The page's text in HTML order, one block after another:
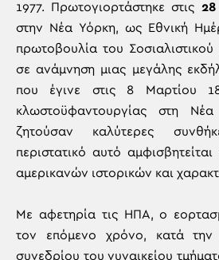
1977. Πρωτογιορτάστηκε στις
στην Νέα Υόρκη, ως Εθνική
πρωτοβουλία του
σε ανάμνηση μιας μεγάλης
που έγινε στις 8 Μαρτίου
κλωστοϋφαντουργίας στη
ζητούσαν καλύτερες
περιστατικό αυτό
αμερικανών ιστορικών και
Με αφετηρία τις ΗΠΑ, ο
τον επόμενο χρόνο, κατά την
συνεδρίου του γυναικείου